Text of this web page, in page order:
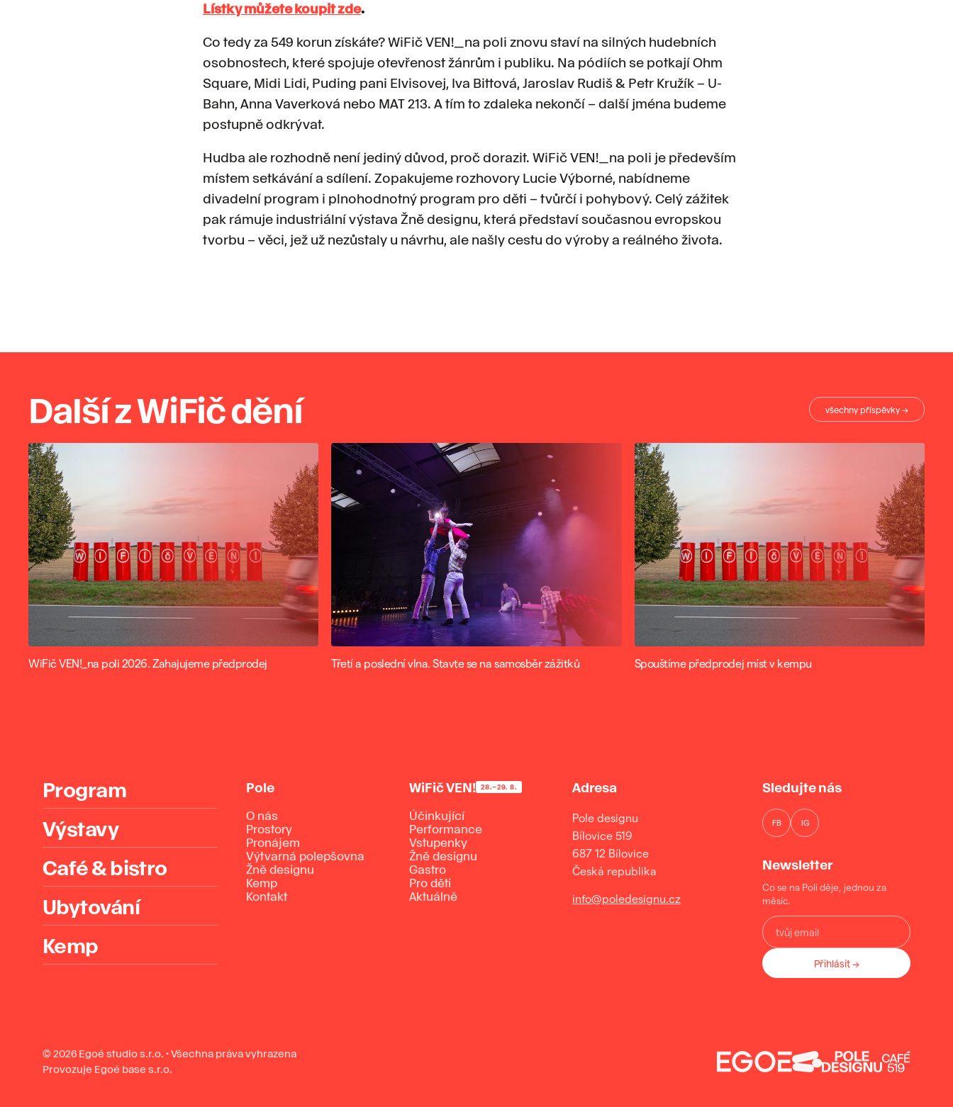
Lístky můžete koupit zde.
Co tedy za 549 korun získáte? WiFič VEN!_na poli znovu staví na silných hudebních
osobnostech, které spojuje otevřenost žánrům i publiku. Na pódiích se potkají Ohm
Square, Midi Lidi, Puding pani Elvisovej, Iva Bittová, Jaroslav Rudiš & Petr Kružík – U-
Bahn, Anna Vaverková nebo MAT 213. A tím to zdaleka nekončí – další jména budeme
postupně odkrývat.
Hudba ale rozhodně není jediný důvod, proč dorazit. WiFič VEN!_na poli je především
místem setkávání a sdílení. Zopakujeme rozhovory Lucie Výborné, nabídneme
divadelní program i plnohodnotný program pro děti – tvůrčí i pohybový. Celý zážitek
pak rámuje industriální výstava Žně designu, která představí současnou evropskou
tvorbu – věci, jež už nezůstaly u návrhu, ale našly cestu do výroby a reálného života.
Další z WiFič dění všechny příspěvky →
WiFič VEN!_na poli 2026. Zahajujeme předprodej Třetí a poslední vlna. Stavte se na samosběr zážitků Spouštíme předprodej míst v kempu
Program
Výstavy
Café & bistro
Ubytování
Kemp
Pole
O nás
Prostory
Pronájem
Výtvarná polepšovna
Žně designu
Kemp
Kontakt
WiFič VEN! 28.–29. 8.
Účinkující
Performance
Vstupenky
Žně designu
Gastro
Pro děti
Aktuálně
Adresa
Pole designu
Bílovice 519
687 12 Bílovice
Česká republika
info@poledesignu.cz
Sledujte nás
FB IG
Newsletter
Co se na Poli děje, jednou za
měsíc.
Přihlásit →
© 2026 Egoé studio s.r.o. · Všechna práva vyhrazena
Provozuje Egoé base s.r.o.